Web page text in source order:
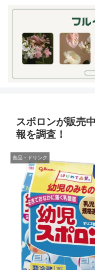
スポロンが販売
報を調査！
食品・ドリンク